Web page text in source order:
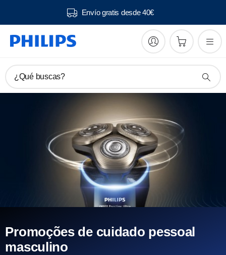
Envío gratis desde 40€
¿Qué buscas?
Promoções de cuidado pessoal
masculino